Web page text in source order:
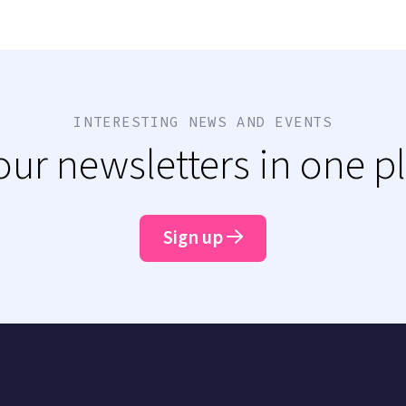
INTERESTING NEWS AND EVENTS
newsletters in one
Sign up